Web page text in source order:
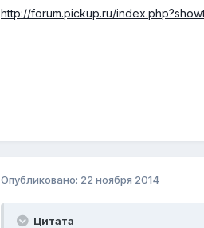
http://forum.pickup.ru/
Опубликовано: 22 ноября 2014
Цитата